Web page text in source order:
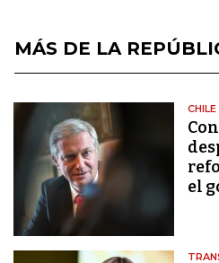
MÁS DE LA
CHILE
el